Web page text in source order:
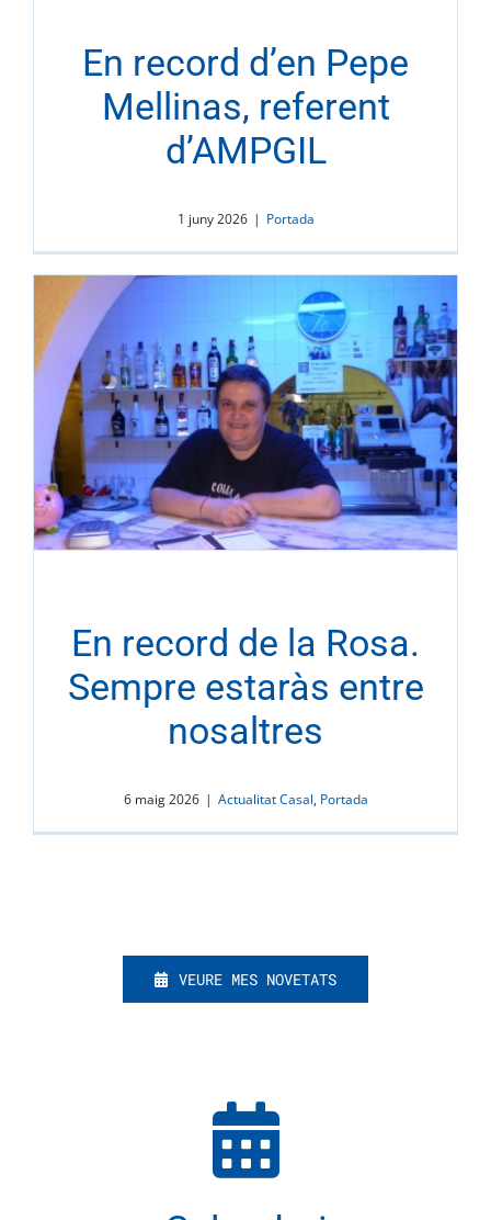
En record d’en Pepe
Mellinas, referent
d’AMPGIL
1 juny 2026 | Portada
En record de la Rosa.
Sempre estaràs entre
nosaltres
6 maig 2026 | Actualitat Casal, Portada
VEURE MES NOVETATS